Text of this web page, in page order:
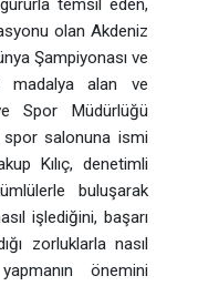
temsil eden,
olan Akdeniz
Şampiyonası ve
madalya alan ve
Spor Müdürlüğü
spor salonuna ismi
Kılıç, denetimli
buluşarak
işlediğini, başarı
zorluklarla nasıl
önemini